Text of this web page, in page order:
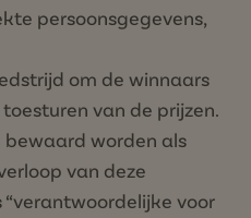
persoonsgegevens,
om de winnaars
van de prijzen.
bewaard worden als
van deze
“verantwoordelijke voor